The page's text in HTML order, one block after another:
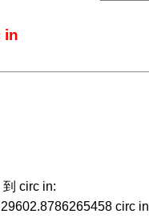
in
circ in:
circ in